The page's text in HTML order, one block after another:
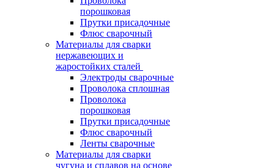
порошковая
Прутки присадочные
Флюс сварочный
Материалы для сварки
нержавеющих и
жаростойких сталей
Электроды сварочные
Проволока сплошная
Проволока
порошковая
Прутки присадочные
Флюс сварочный
Ленты сварочные
Материалы для сварки
чугуна и сплавов на основе